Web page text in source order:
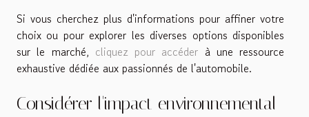
Si vous cherchez plus d'informations pour affiner votre
choix ou pour explorer les diverses options disponibles
sur le marché, cliquez pour accéder à une ressource
exhaustive dédiée aux passionnés de l'automobile.
Considérer l'impact environnemental